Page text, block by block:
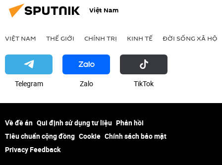
Việt Nam
VIỆT NAM THẾ GIỚI CHÍNH TRỊ KINH TẾ ĐỜI SỐNG XÃ HỘI
Telegram Zalo ТikТоk
Về đề án Qui định sử dụng tư liệu Phản hồi
Tiêu chuẩn cộng đồng Cookie Chính sách bảo mật
Privacy Feedback